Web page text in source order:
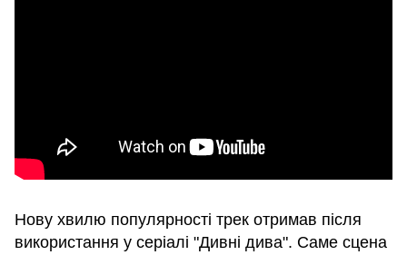
Нову хвилю популярності трек отримав після
використання у серіалі "Дивні дива". Саме сцена